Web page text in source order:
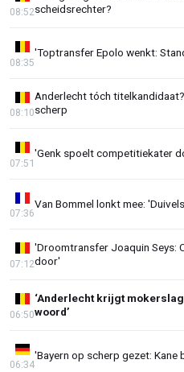
scheidsrechter?
08:52
'Toptransfer Epolo wenkt:
08:35
Anderlecht tóch
scherp
08:10
'Genk spoelt competitiekater
07:51
Van Bommel lonkt mee:
07:36
'Droomtransfer Joaquin Seys:
door'
07:12
‘Anderlecht krijgt
woord’
06:50
'Bayern op scherp gezet:
06:34